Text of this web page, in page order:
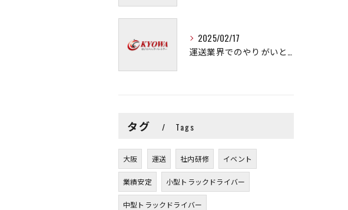
2025/02/17
運送業界でのやりがいと可能性
タグ Tags
大阪 運送 社内研修 イベント
業績安定 小型トラックドライバー
中型トラックドライバー